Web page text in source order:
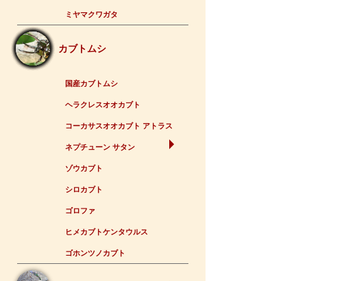
ミヤマクワガタ
カブトムシ
国産カブトムシ
ヘラクレスオオカブト
コーカサスオオカブト アトラス
ネプチューン サタン
ゾウカブト
シロカブト
ゴロファ
ヒメカブトケンタウルス
ゴホンツノカブト